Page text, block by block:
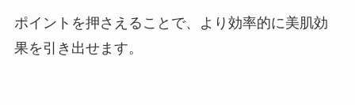
ポイントを押さえることで、より効率的に美肌効
果を引き出せます。